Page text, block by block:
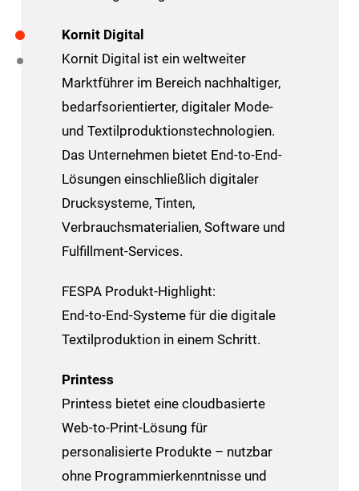
Kornit Digital
Kornit Digital ist ein weltweiter
Marktführer im Bereich nachhaltiger,
bedarfsorientierter, digitaler Mode-
und Textilproduktionstechnologien.
Das Unternehmen bietet End-to-End-
Lösungen einschließlich digitaler
Drucksysteme, Tinten,
Verbrauchsmaterialien, Software und
Fulfillment-Services.
FESPA Produkt-Highlight:
End-to-End-Systeme für die digitale
Textilproduktion in einem Schritt.
Printess
Printess bietet eine cloudbasierte
Web-to-Print-Lösung für
personalisierte Produkte – nutzbar
ohne Programmierkenntnisse und